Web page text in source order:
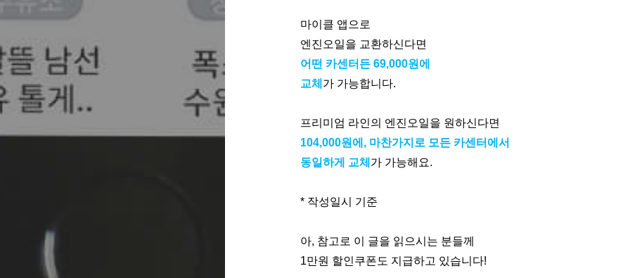
마이클 앱으로
엔진오일을 교환하신다면
어떤 카센터든 69,000원에
교체 가 가능합니다.
프리미엄 라인의 엔진오일을 원하신다면
104,000원에, 마찬가지로 모든 카센터에서
동일하게 교체 가 가능해요.
* 작성일시 기준
아, 참고로 이 글을 읽으시는 분들께
1만원 할인쿠폰도 지급하고 있습니다!